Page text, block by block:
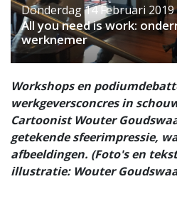
Donderdag 14 Februari 2019
All you need is work:
werknemer
Workshops en
werkgeversconcres in
Cartoonist Wouter
getekende sfeerimpressie,
afbeeldingen. (Foto's en
illustratie: Wouter